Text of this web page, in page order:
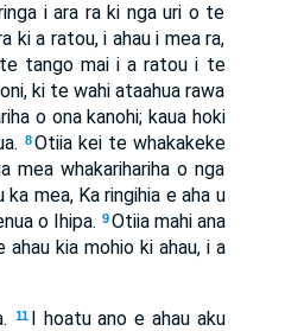
i ara ra ki nga uri o te
ki a ratou, i ahau i mea ra,
tango mai i a ratou i te
ki te wahi ataahua rawa
o ona kanohi; kaua hoki
8Otiia kei te whakakeke
mea whakarihariha o nga
mea, Ka ringihia e aha u
o Ihipa. 9 Otiia mahi ana
kia mohio ki ahau, i a
11 I hoatu ano e ahau aku